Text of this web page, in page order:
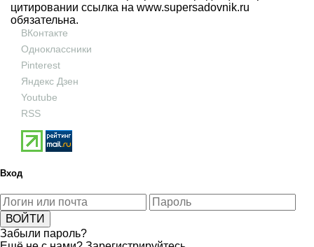
цитировании ссылка на www.supersadovnik.ru
обязательна.
ВКонтакте
Одноклассники
Pinterest
Яндекс Дзен
Youtube
RSS
Вход
Забыли пароль?